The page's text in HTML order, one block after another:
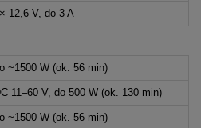
12,6 V, do 3 A
~1500 W (ok. 56 min)
11–60 V, do 500 W (ok. 130 min)
~1500 W (ok. 56 min)